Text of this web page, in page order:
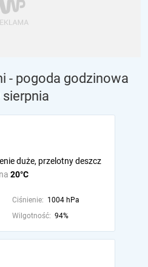
- pogoda godzinowa
sierpnia
20°C
duże, przelotny deszcz
Ciśnienie: 1004 hPa
Wilgotność: 94%